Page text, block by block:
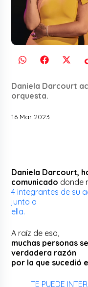
Daniela Darcourt
orquesta.
16 Mar 2023
Daniela Darcourt,
comunicado donde
4 integrantes de su
junto a
ella.
A raíz de eso,
muchas personas
verdadera razón
por la que sucedió
TE PUEDE